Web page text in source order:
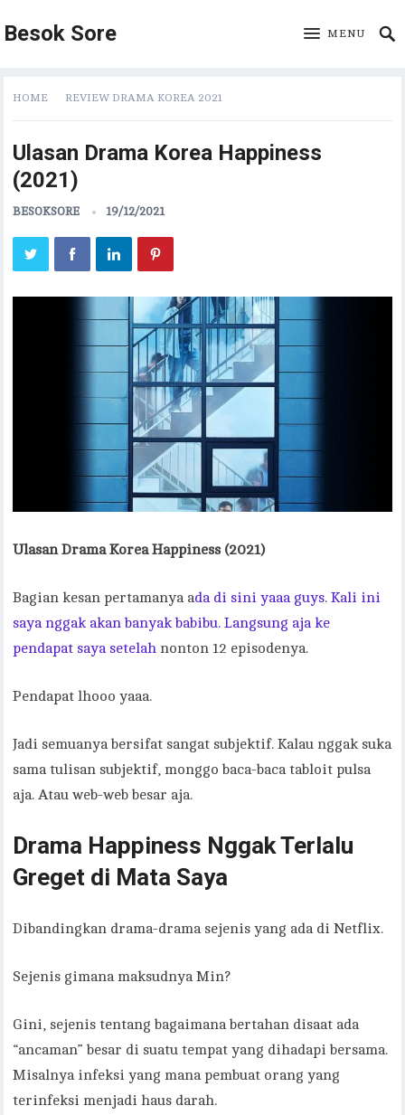
Besok Sore MENU
HOME REVIEW DRAMA KOREA 2021
Ulasan Drama Korea Happiness
(2021)
BESOKSORE 19/12/2021
Ulasan Drama Korea Happiness (2021)
Bagian kesan pertamanya ada di sini yaaa guys. Kali ini
saya nggak akan banyak babibu. Langsung aja ke
pendapat saya setelah nonton 12 episodenya.
Pendapat lhooo yaaa.
Jadi semuanya bersifat sangat subjektif. Kalau nggak suka
sama tulisan subjektif, monggo baca-baca tabloit pulsa
aja. Atau web-web besar aja.
Drama Happiness Nggak Terlalu
Greget di Mata Saya
Dibandingkan drama-drama sejenis yang ada di Netflix.
Sejenis gimana maksudnya Min?
Gini, sejenis tentang bagaimana bertahan disaat ada
“ancaman” besar di suatu tempat yang dihadapi bersama.
Misalnya infeksi yang mana pembuat orang yang
terinfeksi menjadi haus darah.